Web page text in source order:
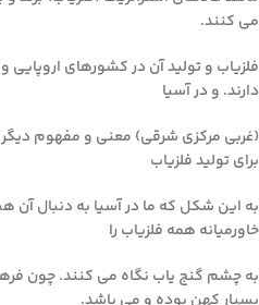
می کنند.
فلزیاب و تولید آن در کشورهای
دارند. و در آسیا
(غربی مرکزی شرقی) معنی و مفهوم
برای تولید فلزیاب
به این شکل که ما در آسیا به دنبال
خاورمیانه همه فلزیاب را
به چشم گنج یاب نگاه می کنند. چون